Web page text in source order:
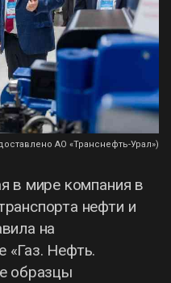
АО «Транснефть-Урал»)
в мире компания в
нефти и
на
«Газ. Нефть.
образцы